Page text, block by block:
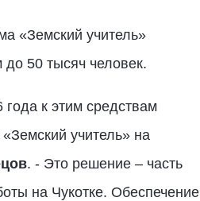
«Земский учитель»
50 тысяч человек.
к этим средствам
учитель» на
. - Это решение – часть
на Чукотке. Обеспечение